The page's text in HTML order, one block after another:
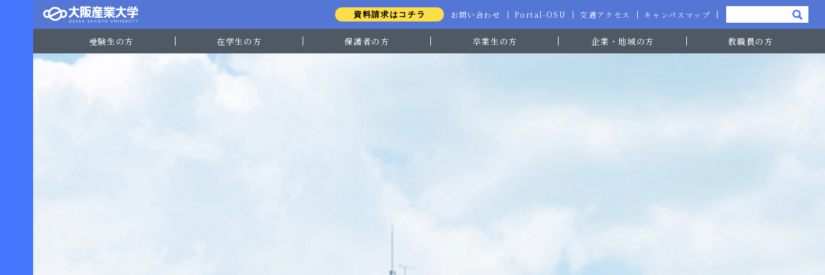
資料請求はコチラ お問い合わせ Portal-OSU 交通アクセス キャンパスマップ
受験生の方 在学生の方 保護者の方 卒業生の方 企業・地域の方 教職員の方